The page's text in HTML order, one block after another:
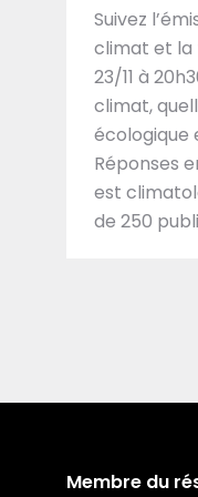
Suivez
climat et la
23/11 à
climat,
écologique
Réponses
est
de 250
Membre du